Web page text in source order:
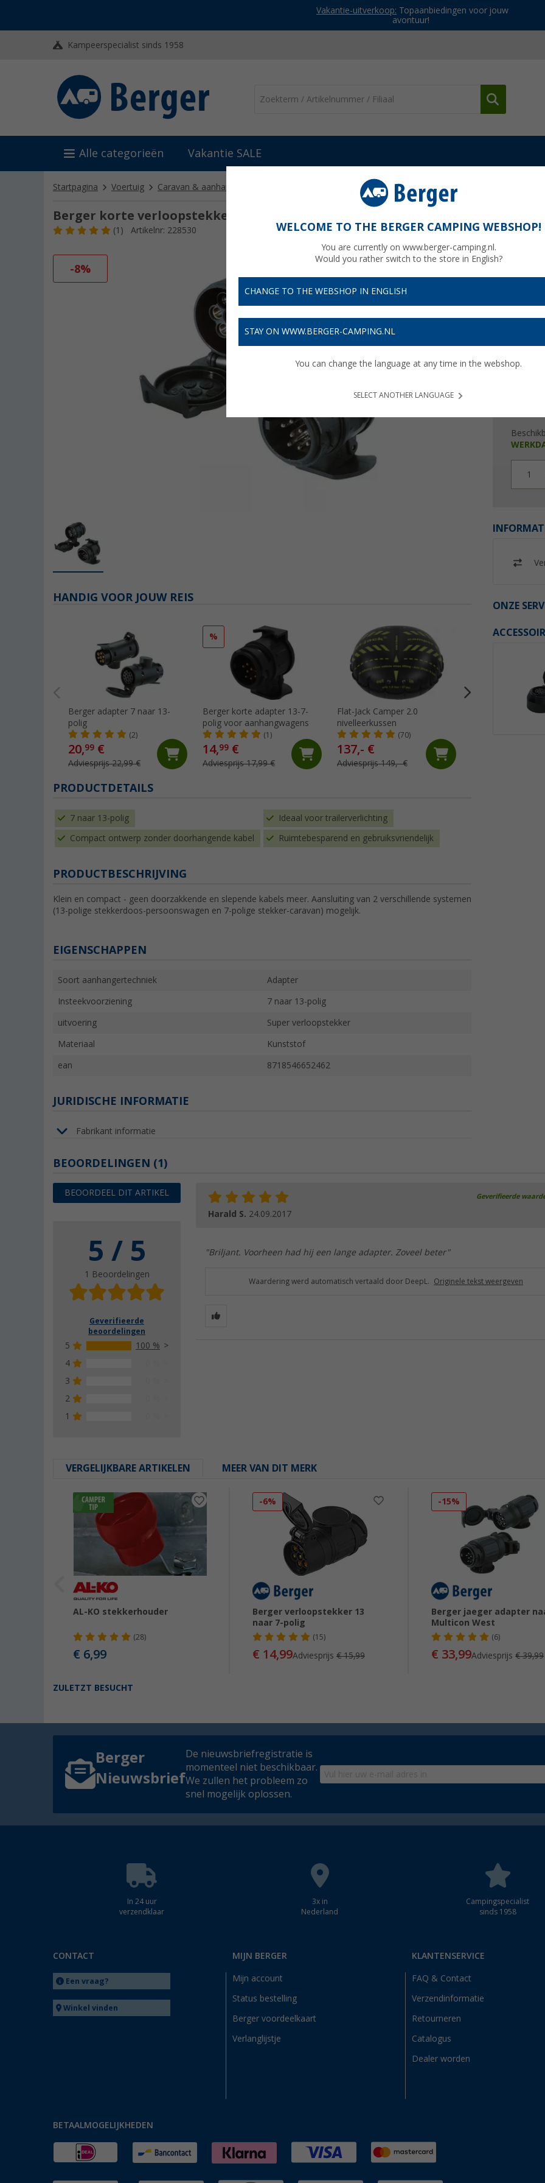
Vakantie-uitverkoop: Topaanbiedingen voor jouw
avontuur!
Kampeerspecialist sinds 1958
Alle categorieën Vakantie SALE
Startpagina Voertuig Caravan & aanhanger techniek Aanhanger elektra Berger korte verloopstekker
Berger korte verloopstekker
(1) Artikelnr: 228530
-8%
€
1
ONZE
HANDIG VOOR JOUW REIS
Berger adapter 7 naar 13-
polig
(2)
20,99 €
Adviesprijs 22,99 €
%
Berger korte adapter 13-7-
polig voor aanhangwagens
(1)
14,99 €
Adviesprijs 17,99 €
Flat-Jack Camper 2.0
nivelleerkussen
(70)
137,- €
Adviesprijs 149,- €
Berger caravan
PRODUCTDETAILS
7 naar 13-polig Ideaal voor trailerverlichting
Compact ontwerp zonder doorhangende kabel Ruimtebesparend en gebruiksvriendelijk
PRODUCTBESCHRIJVING
Klein en compact - geen doorzakkende en slepende kabels meer. Aansluiting van 2 verschillende systemen
(13-polige stekkerdoos-persoonswagen en 7-polige stekker-caravan) mogelijk.
EIGENSCHAPPEN
Soort aanhangertechniek Adapter
Insteekvoorziening 7 naar 13-polig
uitvoering Super verloopstekker
Materiaal Kunststof
ean 8718546652462
JURIDISCHE INFORMATIE
Fabrikant informatie
BEOORDELINGEN (1)
BEOORDEEL DIT ARTIKEL
5 / 5
1 Beoordelingen
Geverifieerde
beoordelingen
5
100 %
4
3
2
1
Geverifieerde
Harald S. 24.09.2017
"Briljant. Voorheen had hij een lange adapter. Zoveel beter"
Waardering werd automatisch vertaald door DeepL. Originele tekst weergeven
VERGELIJKBARE ARTIKELEN MEER VAN DIT MERK
AL-KO stekkerhouder
(28)
€ 6,99
-6%
Berger verloopstekker 13
naar 7-polig
(15)
€ 14,99Adviesprijs € 15,99
-15%
Berger jaeger adapter
Multicon West
(6)
€ 33,99Adviesprijs€ 39,99
ZULETZT BESUCHT
Berger
Nieuwsbrief
De nieuwsbriefregistratie is
momenteel niet beschikbaar.
We zullen het probleem zo
snel mogelijk oplossen.
In 24 uur
verzendklaar
3x in
Nederland
Campingspecialist
sinds 1958
CONTACT
Een vraag?
Winkel vinden
MIJN BERGER
Mijn account
Status bestelling
Berger voordeelkaart
Verlanglijstje
KLANTENSERVICE
FAQ & Contact
Verzendinformatie
Retourneren
Catalogus
Dealer worden
BETAALMOGELIJKHEDEN
WELCOME TO THE BERGER CAMPING WEBSHOP!
You are currently on www.berger-camping.nl.
Would you rather switch to the store in English?
CHANGE TO THE WEBSHOP IN ENGLISH
STAY ON WWW.BERGER-CAMPING.NL
You can change the language at any time in the webshop.
SELECT ANOTHER LANGUAGE